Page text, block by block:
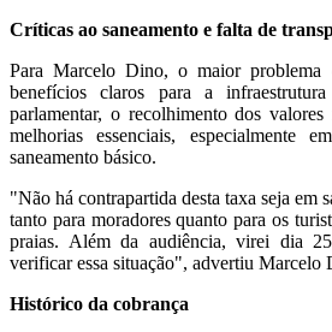
Críticas ao saneamento e falta de
Para Marcelo Dino, o maior problema
benefícios claros para a
parlamentar, o recolhimento dos
melhorias essenciais, especialmente
saneamento básico.
"Não há contrapartida desta taxa seja em
tanto para moradores quanto para os
praias. Além da audiência, virei dia
verificar essa situação", advertiu Marcelo
Histórico da cobrança